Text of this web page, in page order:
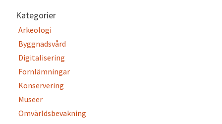
Kategorier
Arkeologi
Byggnadsvård
Digitalisering
Fornlämningar
Konservering
Museer
Omvärldsbevakning